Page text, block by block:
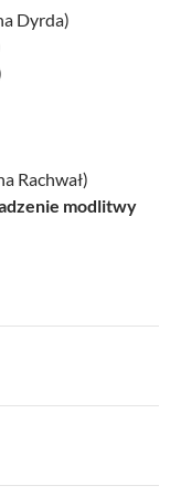
Dyrda)
Rachwał)
modlitwy